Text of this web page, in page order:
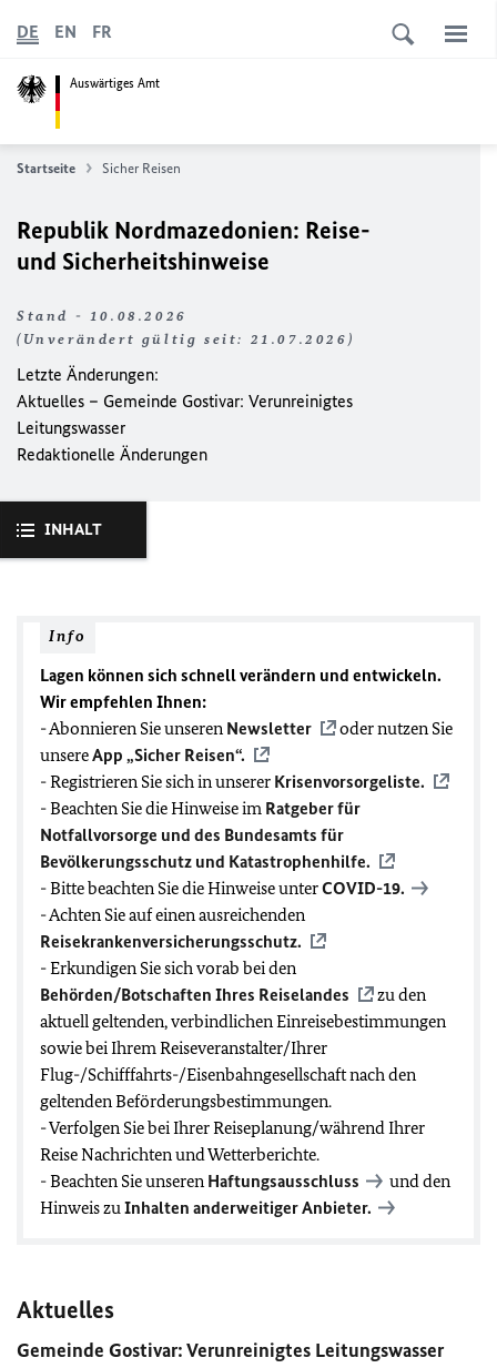
Auswärtiges Amt
DE EN FR
Startseite Sicher Reisen
Republik Nordmazedonien: Reise-
und Sicherheitshinweise
Stand - 10.08.2026
(Unverändert gültig seit: 21.07.2026)
Letzte Änderungen:
Aktuelles – Gemeinde Gostivar: Verunreinigtes
Leitungswasser
Redaktionelle Änderungen
INHALT
Info
Lagen können sich schnell verändern und entwickeln.
Wir empfehlen Ihnen:
- Abonnieren Sie unseren Newsletter
oder nutzen Sie
unsereApp „Sicher Reisen“.
- Registrieren Sie sich in unserer Krisenvorsorgeliste.
- Beachten Sie die Hinweise im Ratgeber für
Notfallvorsorge und des Bundesamts für
Bevölkerungsschutz und Katastrophenhilfe.
- Bitte beachten Sie die Hinweise unterCOVID-19.
- Achten Sie auf einen ausreichenden
Reisekrankenversicherungsschutz.
- Erkundigen Sie sich vorab bei den
Behörden/Botschaften Ihres Reiselandes
zu den
aktuell geltenden, verbindlichen Einreisebestimmungen
sowie bei Ihrem Reiseveranstalter/Ihrer
Flug-/Schifffahrts-/Eisenbahngesellschaft nach den
geltenden Beförderungsbestimmungen.
- Verfolgen Sie bei Ihrer Reiseplanung/während Ihrer
Reise Nachrichten und Wetterberichte.
- Beachten Sie unseren Haftungsausschluss
und den
Hinweis zuInhalten anderweitiger Anbieter.
Aktuelles
Gemeinde Gostivar: Verunreinigtes Leitungswasser